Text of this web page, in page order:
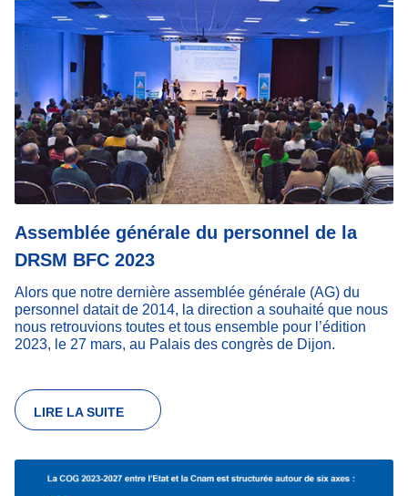
Assemblée générale du personnel de la
DRSM BFC 2023
Alors que notre dernière assemblée générale (AG) du
personnel datait de 2014, la direction a souhaité que nous
nous retrouvions toutes et tous ensemble pour l’édition
2023, le 27 mars, au Palais des congrès de Dijon.
LIRE LA SUITE